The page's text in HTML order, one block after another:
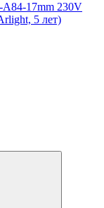
A84-17mm 230V
5 лет)